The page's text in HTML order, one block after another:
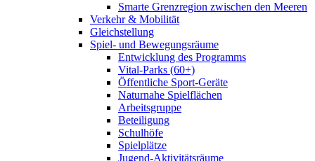
Smarte Grenzregion zwischen den Meeren
Verkehr & Mobilität
Gleichstellung
Spiel- und Bewegungsräume
Entwicklung des Programms
Vital-Parks (60+)
Öffentliche Sport-Geräte
Naturnahe Spielflächen
Arbeitsgruppe
Beteiligung
Schulhöfe
Spielplätze
Jugend-Aktivitätsräume